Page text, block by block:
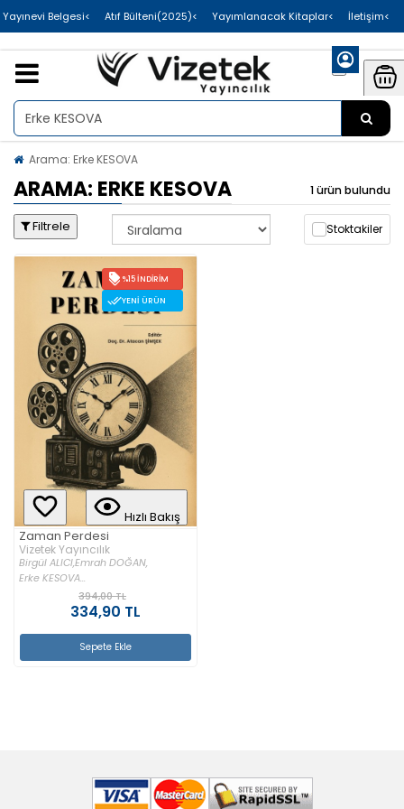
>İletişim
>Yayımlanacak Kitaplar
>Atıf Bülteni(2025)
>Uluslararası Yayınevi Belgesi
Arama: Erke KESOVA
ARAMA: ERKE KESOVA 1 ürün bulundu
Filtrele Stoktakiler
%15 İNDIRIM
YENI ÜRÜN
Hızlı Bakış
Zaman Perdesi
Vizetek Yayıncılık
Birgül ALICI,Emrah DOĞAN,
Erke KESOVA...
394,00 TL
334,90 TL
Sepete Ekle